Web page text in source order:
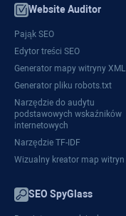
Website Auditor
Pająk SEO
Edytor treści SEO
Generator mapy witryny XML
Generator pliku robots.txt
Narzędzie do audytu
podstawowych wskaźników
internetowych
Narzędzie TF-IDF
Wizualny kreator map witryn
SEO SpyGlass